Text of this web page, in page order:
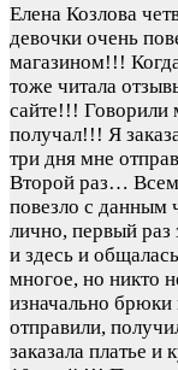
Елена Козлова
девочки очень
магазином!!!
тоже читала
сайте!!! Говорили
получал!!! Я
три дня мне
Второй раз…
повезло с данным
лично, первый раз
и здесь и
многое, но никто
изначально брюки
отправили,
заказала платье